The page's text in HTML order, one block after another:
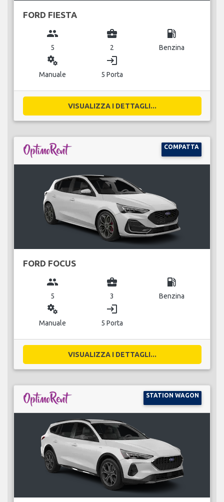
FORD FIESTA
group
5
business_center
2
local_gas_station
Benzina
miscellaneous_services
Manuale
login
5 Porta
VISUALIZZA I DETTAGLI...
COMPATTA
FORD FOCUS
group
5
business_center
3
local_gas_station
Benzina
miscellaneous_services
Manuale
login
5 Porta
VISUALIZZA I DETTAGLI...
STATION WAGON